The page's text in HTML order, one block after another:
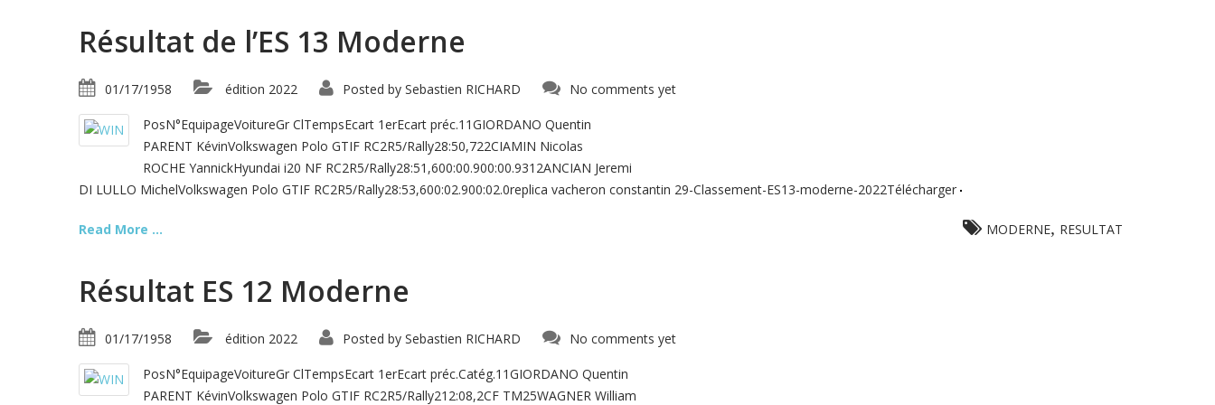
Résultat de l’ES 13 Moderne
01/17/1958 édition 2022 Posted by Sebastien RICHARD No comments yet
PosN°EquipageVoitureGr ClTempsEcart 1erEcart préc.11GIORDANO Quentin
PARENT KévinVolkswagen Polo GTIF RC2R5/Rally28:50,722CIAMIN Nicolas
ROCHE YannickHyundai i20 NF RC2R5/Rally28:51,600:00.900:00.9312ANCIAN Jeremi
DI LULLO MichelVolkswagen Polo GTIF RC2R5/Rally28:53,600:02.900:02.0replica vacheron constantin 29-Classement-ES13-moderne-2022Télécharger
Read More ... MODERNE, RESULTAT
Résultat ES 12 Moderne
01/17/1958 édition 2022 Posted by Sebastien RICHARD No comments yet
PosN°EquipageVoitureGr ClTempsEcart 1erEcart préc.Catég.11GIORDANO Quentin
PARENT KévinVolkswagen Polo GTIF RC2R5/Rally212:08,2CF TM25WAGNER William